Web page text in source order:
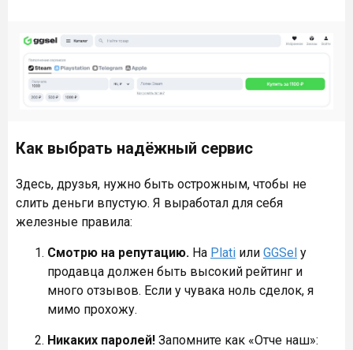
Как выбрать надёжный сервис
Здесь, друзья, нужно быть острожным, чтобы не
слить деньги впустую. Я выработал для себя
железные правила:
Смотрю на репутацию. На Plati или GGSel у
продавца должен быть высокий рейтинг и
много отзывов. Если у чувака ноль сделок, я
мимо прохожу.
Никаких паролей! Запомните как «Отче наш»: